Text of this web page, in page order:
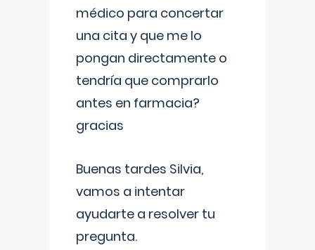
médico para concertar
una cita y que me lo
pongan directamente o
tendría que comprarlo
antes en farmacia?
gracias
Buenas tardes Silvia,
vamos a intentar
ayudarte a resolver tu
pregunta.